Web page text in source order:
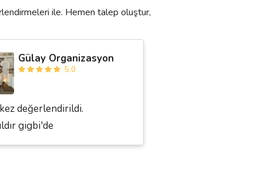
ile. Hemen talep oluştur,
Gülay Organizasyon
5.0
değerlendirildi.
gigbi'de